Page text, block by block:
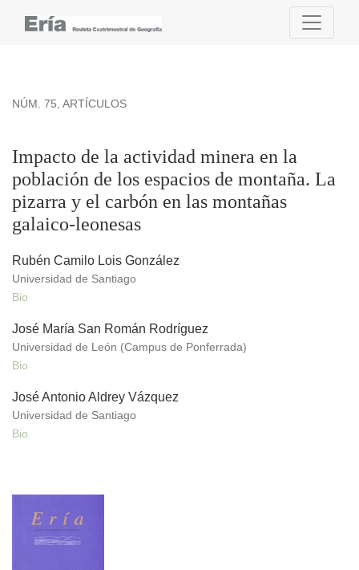
Impacto de la actividad minera en la población de los
NÚM. 75, ARTÍCULOS
Impacto de la actividad minera en la
población de los espacios de montaña. La
pizarra y el carbón en las montañas
galaico-leonesas
Rubén Camilo Lois González
Universidad de Santiago
Bio
José María San Román Rodríguez
Universidad de León (Campus de Ponferrada)
Bio
José Antonio Aldrey Vázquez
Universidad de Santiago
Bio